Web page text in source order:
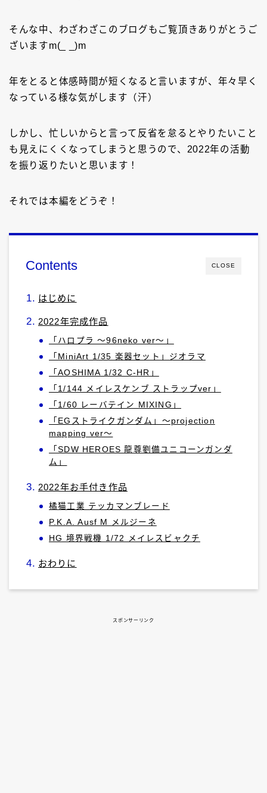
そんな中、わざわざこのブログもご覧頂きありがとうご
ざいますm(_ _)m
年をとると体感時間が短くなると言いますが、年々早く
なっている様な気がします（汗）
しかし、忙しいからと言って反省を怠るとやりたいこと
も見えにくくなってしまうと思うので、2022年の活動
を振り返りたいと思います！
それでは本編をどうぞ！
CLOSE
Contents
はじめに
2022年完成作品
「ハロプラ ～96neko ver～」
「MiniArt 1/35 楽器セット」ジオラマ
「AOSHIMA 1/32 C-HR」
「1/144 メイレスケンブ ストラップver」
「1/60 レーバテイン MIXING」
「EGストライクガンダム」～projection
mapping ver～
「SDW HEROES 龍尊劉備ユニコーンガンダ
ム」
2022年お手付き作品
橘猫工業 テッカマンブレード
P.K.A. Ausf M メルジーネ
HG 境界戦機 1/72 メイレスビャクチ
おわりに
スポンサーリンク